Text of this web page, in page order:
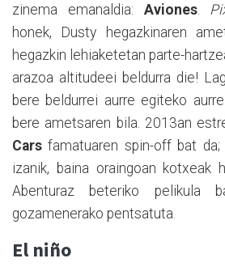
zinema emanaldia: Aviones.
honek, Dusty hegazkinaren
hegazkin lehiaketetan parte-
arazoa altitudeei beldurra die!
bere beldurrei aurre egiteko
bere ametsaren bila. 2013an
Cars famatuaren spin-off bat da;
izanik, baina oraingoan kotxeak
Abenturaz beteriko pelikula
gozamenerako pentsatuta.
El niño